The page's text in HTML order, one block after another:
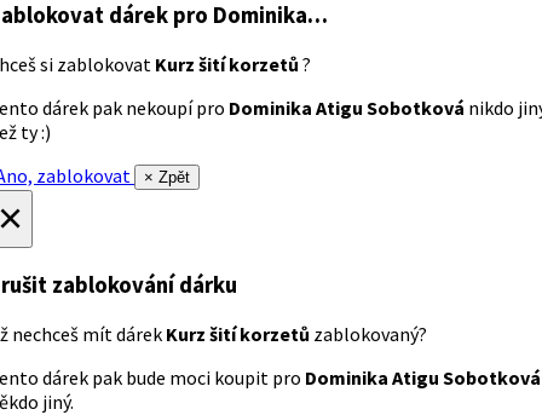
dárek pro Dominika…
si zablokovat Kurz šití korzetů ?
dárek pak nekoupí pro Dominika Atigu Sobotková nikdo
ty :)
zablokovat
× Zpět
zablokování dárku
nechceš mít dárek Kurz šití korzetů zablokovaný?
dárek pak bude moci koupit pro Dominika Atigu Sobotková
jiný.